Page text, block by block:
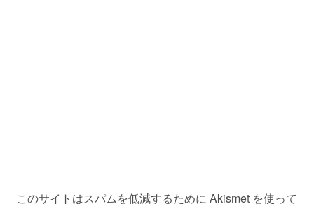
このサイトはスパムを低減するために Akismet を使って